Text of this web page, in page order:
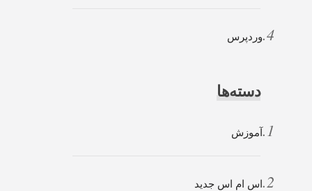
وردپرس
دسته‌ها
آموزش
اس ام اس جدید